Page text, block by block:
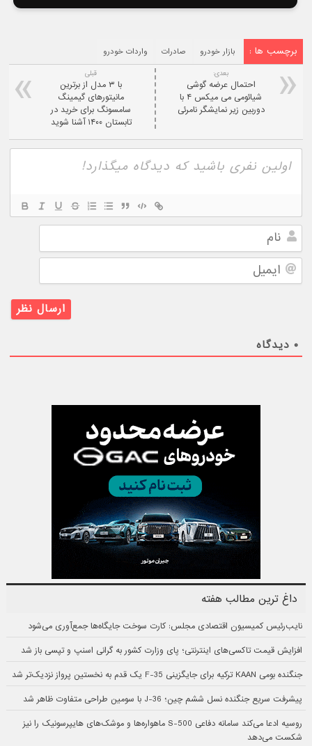
برچسب ها : بازار خودرو صادرات واردات خودرو
قبلی
با ۳ مدل از برترین
مانیتورهای گیمینگ
سامسونگ برای خرید در
تابستان ۱۴۰۰ آشنا شوید
بعدی:
احتمال عرضه گوشی
شیائومی می میکس ۴ با
دوربین زیر نمایشگر نامرئی
نام
ایمیل
۰ دیدگاه
داغ ترین مطالب هفته
نایب‌رئیس کمیسیون اقتصادی مجلس: کارت سوخت جایگاه‌ها جمع‌آوری می‌شود
افزایش قیمت تاکسی‌های اینترنتی؛ پای وزارت کشور به گرانی اسنپ و تپسی باز شد
جنگنده بومی KAAN ترکیه برای جایگزینی F-35 یک قدم به نخستین پرواز نزدیک‌تر شد
پیشرفت سریع جنگنده نسل ششم چین؛ J-36 با سومین طراحی متفاوت ظاهر شد
روسیه ادعا می‌کند سامانه دفاعی S-500 ماهواره‌ها و موشک‌های هایپرسونیک را نیز
شکست می‌دهد